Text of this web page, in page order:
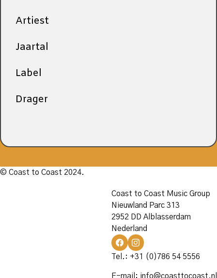
Artiest
Jaartal
Label
Drager
© Coast to Coast 2024.
Coast to Coast Music Group
Nieuwland Parc 313
2952 DD Alblasserdam
Nederland
Tel.: +31 (0)786 54 5556
E-mail: info@coasttocoast.nl